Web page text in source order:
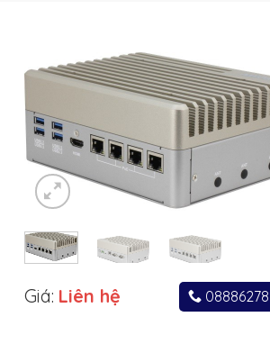
Giá: Liên hệ